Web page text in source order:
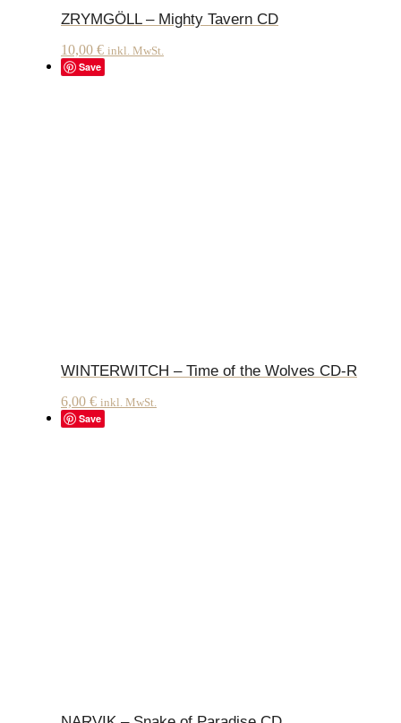
ZRYMGÖLL – Mighty Tavern CD
10,00 € inkl. MwSt.
Save
WINTERWITCH – Time of the Wolves CD-R
6,00 € inkl. MwSt.
Save